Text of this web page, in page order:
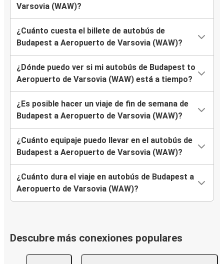
Varsovia (WAW)?
¿Cuánto cuesta el billete de autobús de
Budapest a Aeropuerto de Varsovia (WAW)?
¿Dónde puedo ver si mi autobús de Budapest to
Aeropuerto de Varsovia (WAW) está a tiempo?
¿Es posible hacer un viaje de fin de semana de
Budapest a Aeropuerto de Varsovia (WAW)?
¿Cuánto equipaje puedo llevar en el autobús de
Budapest a Aeropuerto de Varsovia (WAW)?
¿Cuánto dura el viaje en autobús de Budapest a
Aeropuerto de Varsovia (WAW)?
Descubre más conexiones populares